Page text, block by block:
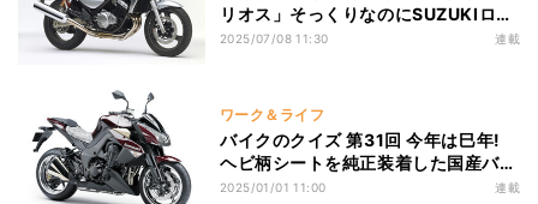
リオス」そっくりなのにSUZUKIロゴ
のバイク、正体は?
2025/07/08 11:30 連載
ワーク＆ライフ
バイクのクイズ 第31回 今年は巳年!
ヘビ柄シートを純正装着した国産バイ
クがあった?
2025/01/01 11:00 連載